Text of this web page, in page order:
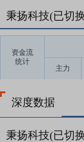
秉扬科技(已切
资金流
统计
主力
深度数据
秉扬科技(已切